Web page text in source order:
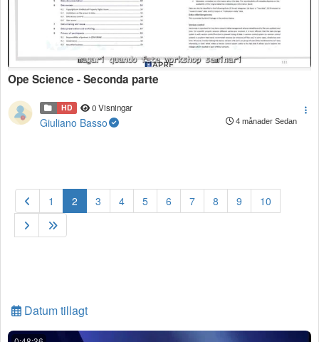
Ope Science - Seconda parte
HD 0 Visningar
Giuliano Basso 4 månader Sedan
1 2 (current)
3 4 5 6 7 8 9 10
Datum tillagt